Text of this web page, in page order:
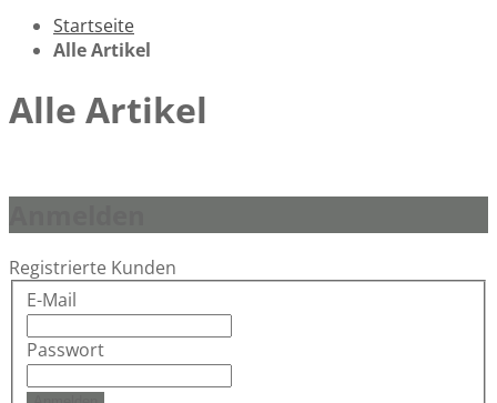
Startseite
Alle Artikel
Alle Artikel
Registrierte Kunden
E-Mail
Passwort